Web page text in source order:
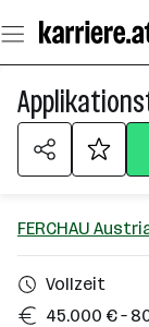
Seiteninhalt
springen
FERCHAU
Vollzeit
45.000 € –